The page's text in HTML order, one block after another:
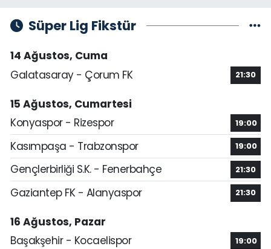
Süper Lig Fikstür
14 Ağustos, Cuma
Galatasaray - Çorum FK
21:30
15 Ağustos, Cumartesi
Konyaspor - Rizespor
19:00
Kasımpaşa - Trabzonspor 19:00
Gençlerbirliği S.K. - Fenerbahçe 21:30
Gaziantep FK - Alanyaspor 21:30
16 Ağustos, Pazar
Başakşehir - Kocaelispor
19:00